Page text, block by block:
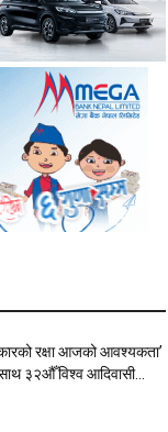
रक्षा आजको आवश्यकता’
३२औँ विश्व आदिवासी...